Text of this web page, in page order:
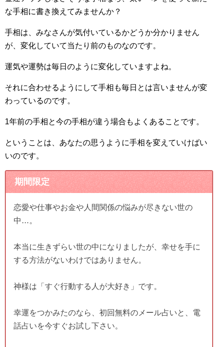
な手相に書き換えてみませんか？
手相は、みなさんが気付いているかどうか分かりません
が、変化していて当たり前のものなのです。
運気や運勢は毎日のように変化していますよね。
それに合わせるようにして手相も毎日とは言いませんが変
わっているのです。
1年前の手相と今の手相が違う場合もよくあることです。
ということは、あなたの思うように手相を変えていけばい
いのです。
期間限定
恋愛や仕事やお金や人間関係の悩みが尽きない世の
中…。
本当に生きずらい世の中になりましたが、幸せを手に
する方法がないわけではありません。
神様は「すぐ行動する人が大好き」です。
幸運をつかみたのなら、初回無料のメール占いと、電
話占いを今すぐお試し下さい。